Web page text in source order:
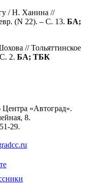
/ Н. Ханина //
(N 22). – С. 13. БА;
// Тольяттинское
2. БА; ТБК
«Автоград».
8.
29.